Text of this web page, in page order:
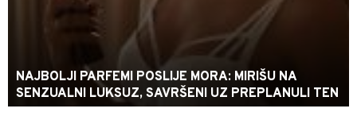
NAJBOLJI PARFEMI POSLIJE MORA: MIRIŠU NA
SENZUALNI LUKSUZ, SAVRŠENI UZ PREPLANULI TEN